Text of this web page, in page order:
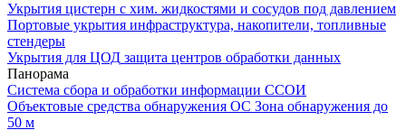
Укрытия цистерн с хим. жидкостями и сосудов под давлением
Портовые укрытия инфраструктура, накопители, топливные
стендеры
Укрытия для ЦОД защита центров обработки данных
Панорама
Система сбора и обработки информации ССОИ
Объектовые средства обнаружения ОС Зона обнаружения до
50 м